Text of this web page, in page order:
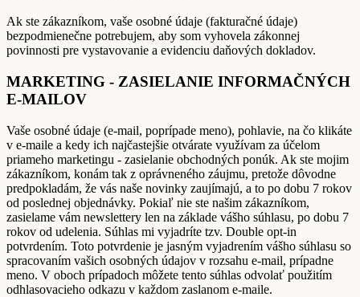
Ak ste zákazníkom, vaše osobné údaje (fakturačné údaje)
bezpodmienečne potrebujem, aby som vyhovela zákonnej
povinnosti pre vystavovanie a evidenciu daňových dokladov.
MARKETING - ZASIELANIE INFORMAČNÝCH
E-MAILOV
Vaše osobné údaje (e-mail, poprípade meno), pohlavie, na čo klikáte
v e-maile a kedy ich najčastejšie otvárate využívam za účelom
priameho marketingu - zasielanie obchodných ponúk. Ak ste mojim
zákazníkom, konám tak z oprávneného záujmu, pretože dôvodne
predpokladám, že vás naše novinky zaujímajú, a to po dobu 7 rokov
od poslednej objednávky. Pokiaľ nie ste našim zákazníkom,
zasielame vám newslettery len na základe vášho súhlasu, po dobu 7
rokov od udelenia. Súhlas mi vyjadríte tzv. Double opt-in
potvrdením. Toto potvrdenie je jasným vyjadrením vášho súhlasu so
spracovaním vašich osobných údajov v rozsahu e-mail, prípadne
meno. V oboch prípadoch môžete tento súhlas odvolať použitím
odhlasovacieho odkazu v každom zaslanom e-maile.